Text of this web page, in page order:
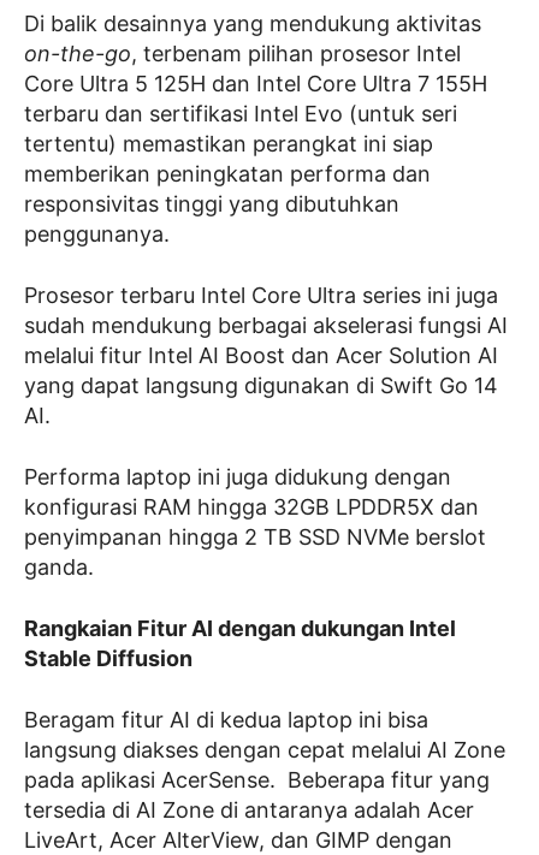
Di balik desainnya yang mendukung aktivitas
on-the-go, terbenam pilihan prosesor Intel
Core Ultra 5 125H dan Intel Core Ultra 7 155H
terbaru dan sertifikasi Intel Evo (untuk seri
tertentu) memastikan perangkat ini siap
memberikan peningkatan performa dan
responsivitas tinggi yang dibutuhkan
penggunanya.
Prosesor terbaru Intel Core Ultra series ini juga
sudah mendukung berbagai akselerasi fungsi AI
melalui fitur Intel AI Boost dan Acer Solution AI
yang dapat langsung digunakan di Swift Go 14
AI.
Performa laptop ini juga didukung dengan
konfigurasi RAM hingga 32GB LPDDR5X dan
penyimpanan hingga 2 TB SSD NVMe berslot
ganda.
Rangkaian Fitur AI dengan dukungan Intel
Stable Diffusion
Beragam fitur AI di kedua laptop ini bisa
langsung diakses dengan cepat melalui AI Zone
pada aplikasi AcerSense. Beberapa fitur yang
tersedia di AI Zone di antaranya adalah Acer
LiveArt, Acer AlterView, dan GIMP dengan